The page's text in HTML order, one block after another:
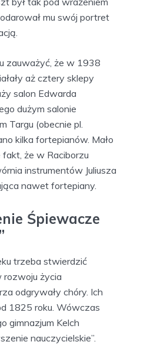
mu swój portret
zauważyć, że w 1938
aż cztery sklepy
salon Edwarda
dużym salonie
Targu (obecnie pl.
kilka fortepianów. Mało
że w Raciborzu
instrumentów Juliusza
nawet fortepiany.
Śpiewacze
trzeba stwierdzić
rozwoju życia
odgrywały chóry. Ich
1825 roku. Wówczas
gimnazjum Kelch
nauczycielskie”.